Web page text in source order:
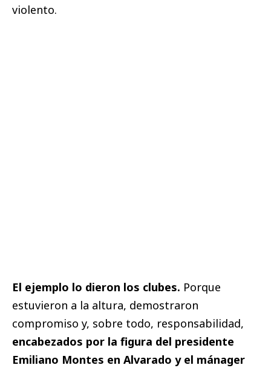
violento.
El ejemplo lo dieron los clubes. Porque
estuvieron a la altura, demostraron
compromiso y, sobre todo, responsabilidad,
encabezados por la figura del presidente
Emiliano Montes en Alvarado y el mánager